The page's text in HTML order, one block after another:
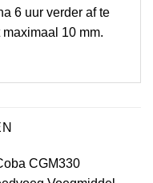
6 uur verder af te
10 mm.